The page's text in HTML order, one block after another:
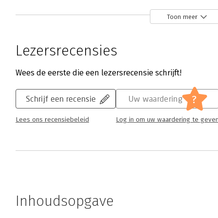
Toon meer
Lezersrecensies
Wees de eerste die een lezersrecensie schrijft!
Schrijf een recensie
Lees ons recensiebeleid
Uw waardering ?
Log in om uw waardering te
Inhoudsopgave